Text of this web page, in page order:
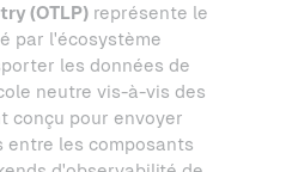
(OTLP) représente le
par l'écosystème
les données de
neutre vis-à-vis des
conçu pour envoyer
entre les composants